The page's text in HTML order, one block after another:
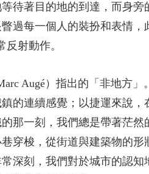
待著目的地的到達，而身
過每一個人的裝扮和表情
射動作。
Augé）指出的「非地方
的連續感覺；以捷運來說
那一刻，我們總是帶著茫
穿梭，從街道與建築物的
深刻，我們對於城市的認